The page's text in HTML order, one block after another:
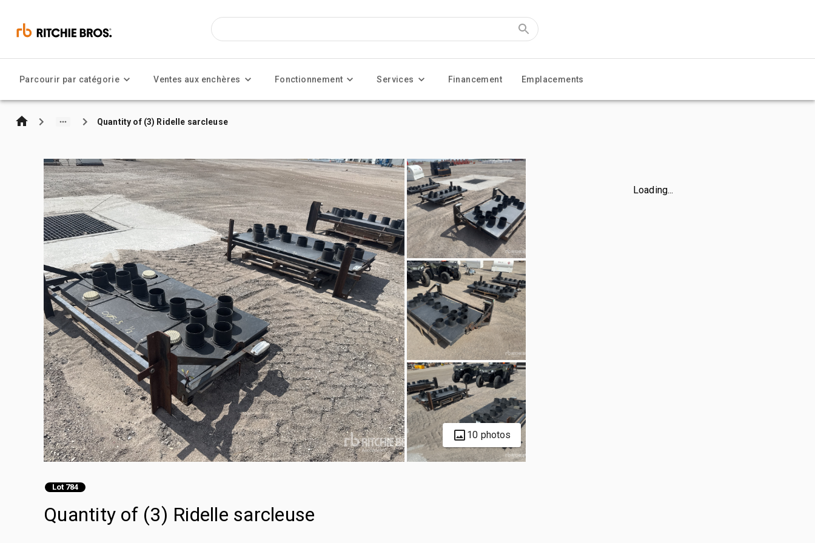
Parcourir par catégorie Ventes aux enchères Fonctionnement Services Financement Emplacements
Quantity of (3) Ridelle sarcleuse
10 photos
Lot 784
Quantity of (3) Ridelle sarcleuse
Loading...